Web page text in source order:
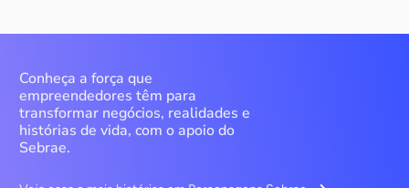
Conheça a força que
empreendedores têm para
transformar negócios, realidades e
histórias de vida, com o apoio do
Sebrae.